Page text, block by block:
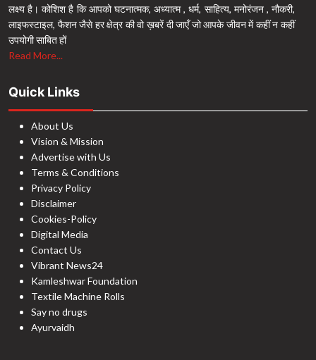
लक्ष्य है। कोशिश है कि आपको घटनात्मक, अध्यात्म , धर्म, साहित्य, मनोरंजन , नौकरी,
लाइफस्टाइल, फैशन जैसे हर क्षेत्र की वो ख़बरें दी जाएँ जो आपके जीवन में कहीं न कहीं
उपयोगी साबित हों
Read More...
Quick Links
About Us
Vision & Mission
Advertise with Us
Terms & Conditions
Privacy Policy
Disclaimer
Cookies-Policy
Digital Media
Contact Us
Vibrant News24
Kamleshwar Foundation
Textile Machine Rolls
Say no drugs
Ayurvaidh